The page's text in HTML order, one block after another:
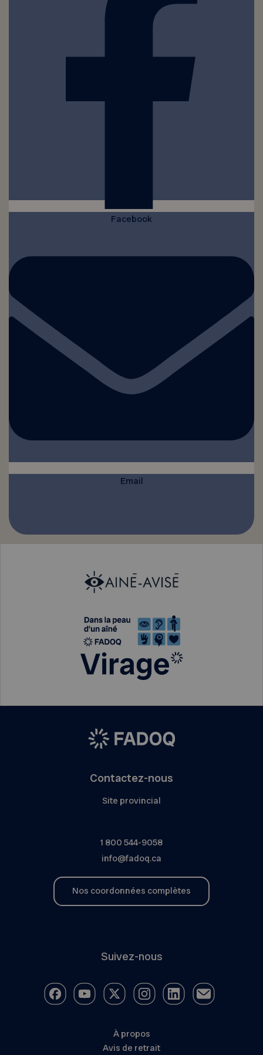
Facebook
Email
Contactez-nous
Site provincial
1 800 544-9058
info@fadoq.ca
Nos coordonnées complètes
Suivez-nous
À propos
Avis de retrait